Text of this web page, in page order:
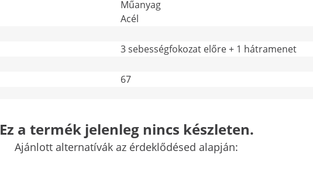
Műanyag
Acél
3 sebességfokozat előre + 1 hátramenet
67
További jellemzők összehasonlítása
Ez a termék jelenleg nincs készleten.
Ajánlott alternatívák az érdeklődésed alapján: